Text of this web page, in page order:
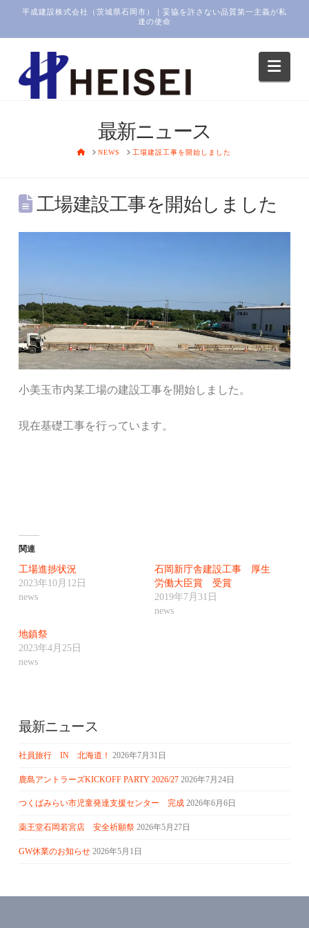
平成建設株式会社（茨城県石岡市）｜妥協を許さない品質第一主義が私
達の使命
最新ニュース
HOMENEWS 工場建設工事を開始しました
工場建設工事を開始しました
小美玉市内某工場の建設工事を開始しました。
現在基礎工事を行っています。
関連
工場進捗状況
2023年10月12日
news
石岡新庁舎建設工事 厚生
労働大臣賞 受賞
2019年7月31日
news
地鎮祭
2023年4月25日
news
最新ニュース
社員旅行 IN 北海道！ 2026年7月31日
鹿島アントラーズKICKOFF PARTY 2026/27 2026年7月24日
つくばみらい市児童発達支援センター 完成 2026年6月6日
薬王堂石岡若宮店 安全祈願祭 2026年5月27日
GW休業のお知らせ 2026年5月1日